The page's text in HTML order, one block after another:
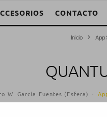
CONTACTO
Inicio App
W. García Fuentes (Esfera) ·